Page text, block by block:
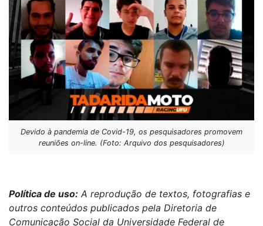
Devido à pandemia de Covid-19, os pesquisadores promovem
reuniões on-line. (Foto: Arquivo dos pesquisadores)
Política de uso: A reprodução de textos, fotografias e
outros conteúdos publicados pela Diretoria de
Comunicação Social da Universidade Federal de